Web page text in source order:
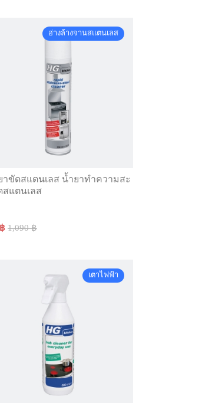
อ่างล้างจานสแตนเลส
าขัดสแตนเลส น้ำยาทำความสะ
สแตนเลส
1,090 ฿
เตาไฟฟ้า